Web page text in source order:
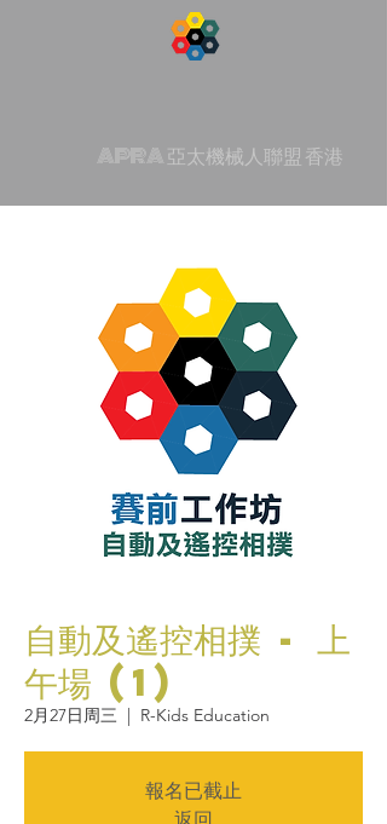
APRA 亞太機械人聯盟 香港
自動及遙控相撲 - 上
午場 (1)
2月27日周三
  |
R-Kids Education
報名已截止